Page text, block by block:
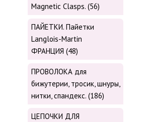
Magnetic Сlasps. (56)
ПАЙЕТКИ. Пайетки
Langlois-Martin
ФРАНЦИЯ (48)
ПРОВОЛОКА для
бижутерии, тросик, шнуры,
нитки, cпандекс. (186)
ЦЕПОЧКИ ДЛЯ